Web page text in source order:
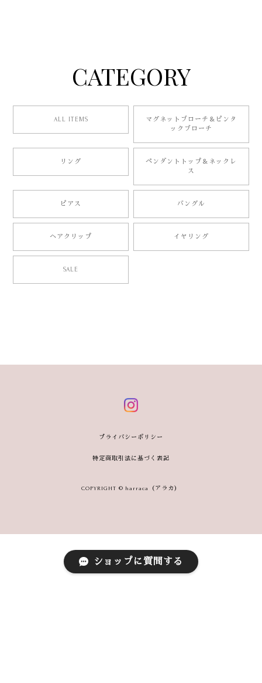
CATEGORY
ALL ITEMS
マグネットブローチ＆ピンタ
ックブローチ
リング
ペンダントトップ＆ネックレ
ス
ピアス バングル
ヘアクリップ イヤリング
SALE
プライバシーポリシー
特定商取引法に基づく表記
COPYRIGHT © harraca（アラカ）
ショップに質問する